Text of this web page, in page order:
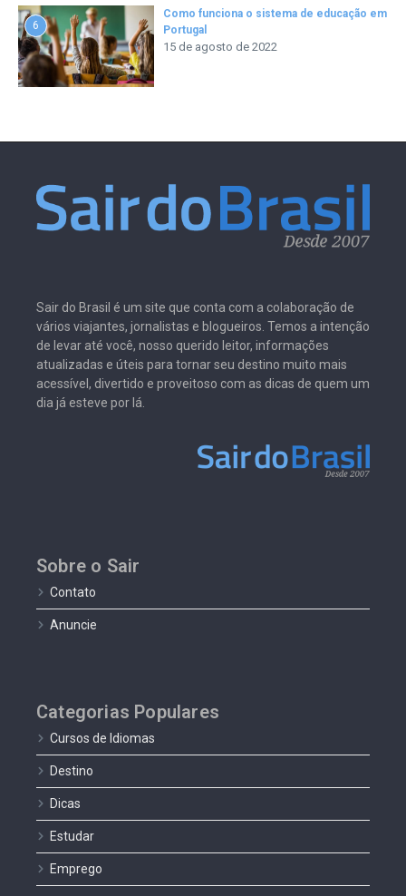
6
Como funciona o sistema de educação em
Portugal
15 de agosto de 2022
Sair do Brasil é um site que conta com a colaboração de
vários viajantes, jornalistas e blogueiros. Temos a intenção
de levar até você, nosso querido leitor, informações
atualizadas e úteis para tornar seu destino muito mais
acessível, divertido e proveitoso com as dicas de quem um
dia já esteve por lá.
Sobre o Sair
Contato
Anuncie
Categorias Populares
Cursos de Idiomas
Destino
Dicas
Estudar
Emprego